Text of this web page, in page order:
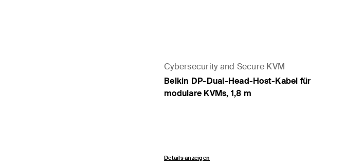
Cybersecurity and Secure KVM
Belkin DP-Dual-Head-Host-Kabel für
modulare KVMs, 1,8 m
Details anzeigen